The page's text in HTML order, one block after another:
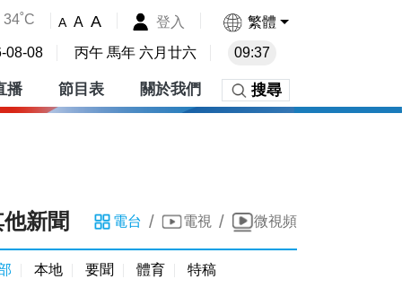
34˚C A A A 登入 繁體
08-08 丙午 馬年 六月廿六 09:37
播 節目表 關於我們 搜尋
新聞 電台 / 電視 / 微視頻
本地 要聞 體育 特稿